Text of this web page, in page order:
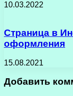
10.03.2022
Страница в
оформления
15.08.2021
Добавить